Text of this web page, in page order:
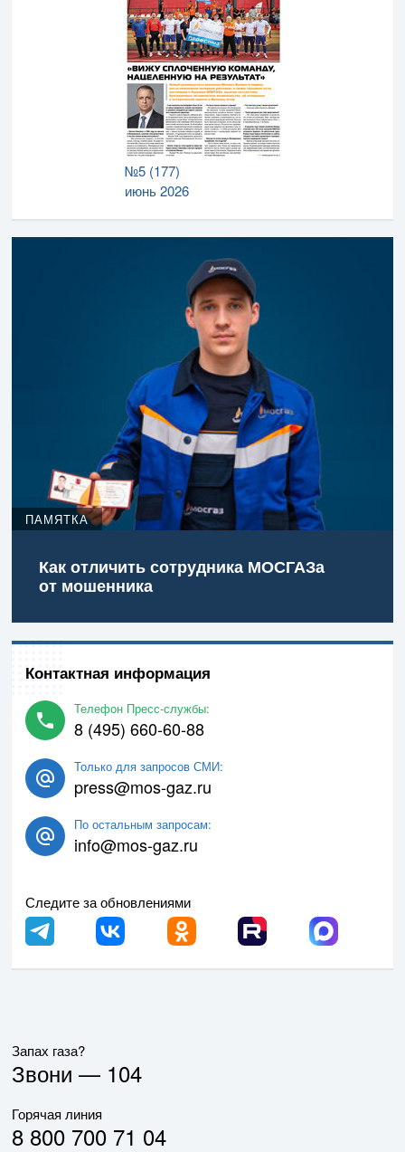
№5 (177)
июнь 2026
ПАМЯТКА
Как отличить сотрудника МОСГАЗа
от мошенника
Контактная информация
Телефон Пресс-службы:
8 (495) 660-60-88
Только для запросов СМИ:
press@mos-gaz.ru
По остальным запросам:
info@mos-gaz.ru
Следите за обновлениями
Запах газа?
Звони — 104
Горячая линия
8 800 700 71 04